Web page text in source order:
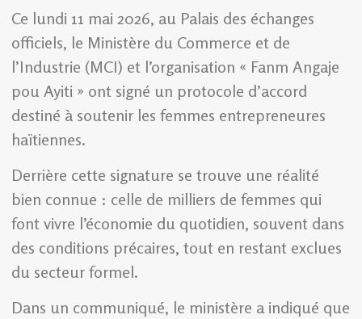
Ce lundi 11 mai 2026, au Palais des échanges
officiels, le Ministère du Commerce et de
l’Industrie (MCI) et l’organisation « Fanm Angaje
pou Ayiti » ont signé un protocole d’accord
destiné à soutenir les femmes entrepreneures
haïtiennes.
Derrière cette signature se trouve une réalité
bien connue : celle de milliers de femmes qui
font vivre l’économie du quotidien, souvent dans
des conditions précaires, tout en restant exclues
du secteur formel.
Dans un communiqué, le ministère a indiqué que